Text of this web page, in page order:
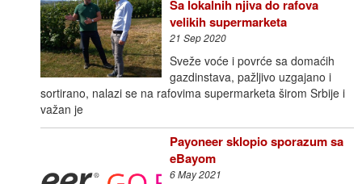
Sa lokalnih njiva do rafova
velikih supermarketa
21 Sep 2020
Sveže voće i povrće sa domaćih
gazdinstava, pažljivo uzgajano i
sortirano, nalazi se na rafovima supermarketa širom Srbije i
važan je
Payoneer sklopio sporazum sa
eBayom
6 May 2021